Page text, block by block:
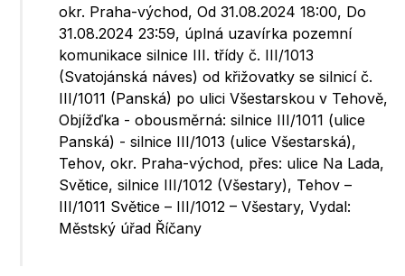
okr. Praha-východ, Od 31.08.2024 18:00, Do
31.08.2024 23:59, úplná uzavírka pozemní
komunikace silnice III. třídy č. III/1013
(Svatojánská náves) od křižovatky se silnicí č.
III/1011 (Panská) po ulici Všestarskou v Tehově,
Objížďka - obousměrná: silnice III/1011 (ulice
Panská) - silnice III/1013 (ulice Všestarská),
Tehov, okr. Praha-východ, přes: ulice Na Lada,
Světice, silnice III/1012 (Všestary), Tehov –
III/1011 Světice – III/1012 – Všestary, Vydal:
Městský úřad Říčany